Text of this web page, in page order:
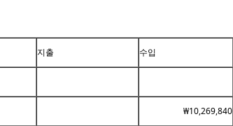
지출 수입
₩10,269,840